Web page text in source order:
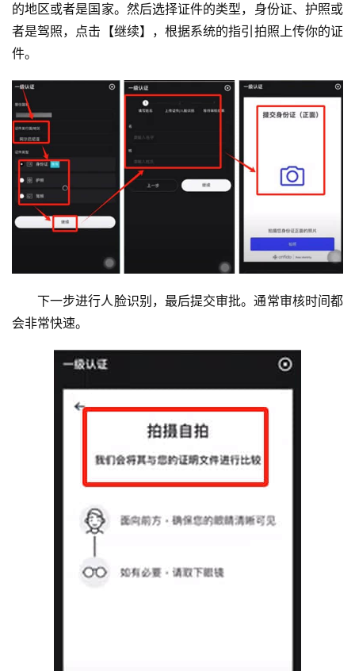
的地区或者是国家。然后选择证件的类型，身份证、护照或
者是驾照，点击【继续】，根据系统的指引拍照上传你的证
件。
下一步进行人脸识别，最后提交审批。通常审核时间都
会非常快速。